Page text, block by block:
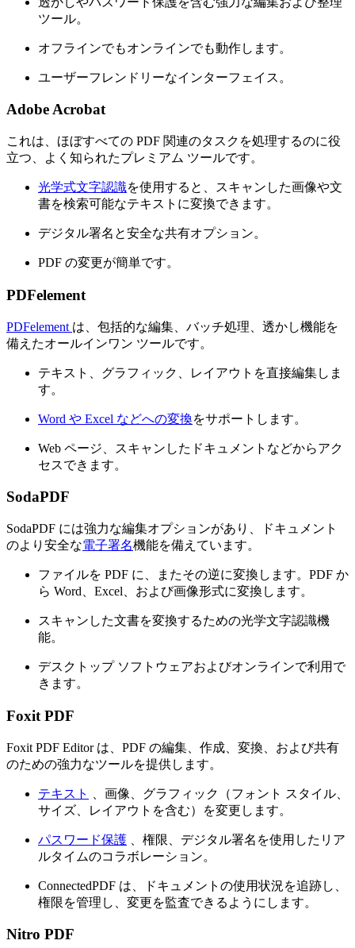
ツール。
オフラインでもオンラインでも動作します。
ユーザーフレンドリーなインターフェイス。
Adobe Acrobat
これは、ほぼすべての PDF 関連のタスクを処理するのに役
立つ、よく知られたプレミアム ツールです。
光学式文字認識を使用すると、スキャンした画像や文
書を検索可能なテキストに変換できます。
デジタル署名と安全な共有オプション。
PDF の変更が簡単です。
PDFеlement
PDFеlement は、包括的な編集、バッチ処理、透かし機能を
備えたオールインワン ツールです。
テキスト、グラフィック、レイアウトを直接編集しま
す。
Word や Excel などへの変換をサポートします。
Web ページ、スキャンしたドキュメントなどからアク
セスできます。
SodaPDF
SodaPDF には強力な編集オプションがあり、ドキュメント
のより安全な電子署名機能を備えています。
ファイルを PDF に、またその逆に変換します。PDF か
ら Word、Excel、および画像形式に変換します。
スキャンした文書を変換するための光学文字認識機
能。
デスクトップ ソフトウェアおよびオンラインで利用で
きます。
Foxit PDF
Foxit PDF Editor は、PDF の編集、作成、変換、および共有
のための強力なツールを提供します。
テキスト
、画像、グラフィック（フォント スタイル、
サイズ、レイアウトを含む）を変更します。
パスワード保護 、権限、デジタル署名を使用したリア
ルタイムのコラボレーション。
ConnectedPDF は、ドキュメントの使用状況を追跡し、
権限を管理し、変更を監査できるようにします。
Nitro PDF